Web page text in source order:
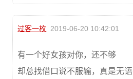
过客一枚 2019-06-20 10:42:01
有一个好女孩对你，还不够
却总找借口说不服输，真是无语